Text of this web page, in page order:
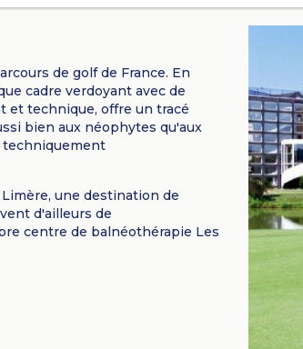
de golf de France. En
cadre verdoyant avec de
et technique, offre un tracé
bien aux néophytes qu'aux
techniquement
une destination de
d'ailleurs de
centre de balnéothérapie Les